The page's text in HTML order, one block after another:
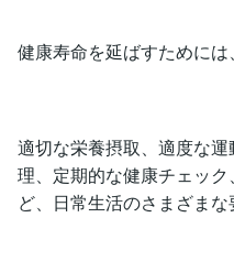
健康寿命を延ばすためには
適切な栄養摂取、適度な
理、定期的な健康チェッ
ど、日常生活のさまざまな